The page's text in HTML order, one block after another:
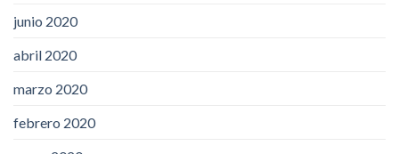
junio 2020
abril 2020
marzo 2020
febrero 2020